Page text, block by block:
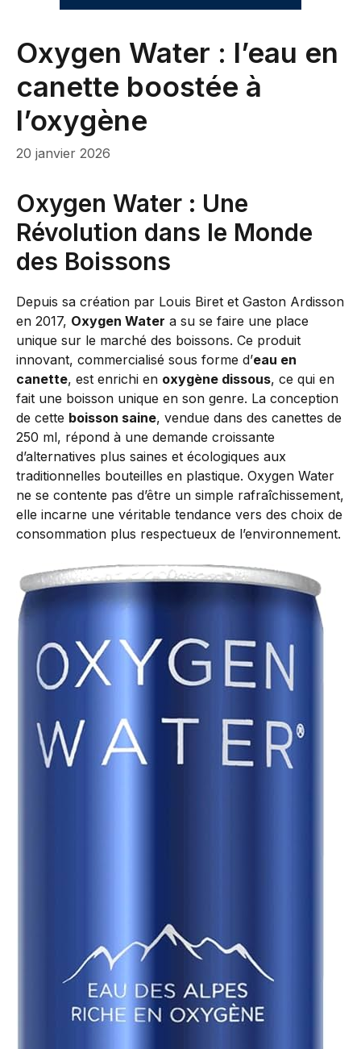
Oxygen Water : l’eau en
canette boostée à
l’oxygène
20 janvier 2026
Oxygen Water : Une
Révolution dans le Monde
des Boissons
Depuis sa création par Louis Biret et Gaston Ardisson
en 2017, Oxygen Water a su se faire une place
unique sur le marché des boissons. Ce produit
innovant, commercialisé sous forme d’eau en
canette, est enrichi en oxygène dissous, ce qui en
fait une boisson unique en son genre. La conception
de cette boisson saine, vendue dans des canettes de
250 ml, répond à une demande croissante
d’alternatives plus saines et écologiques aux
traditionnelles bouteilles en plastique. Oxygen Water
ne se contente pas d’être un simple rafraîchissement,
elle incarne une véritable tendance vers des choix de
consommation plus respectueux de l’environnement.